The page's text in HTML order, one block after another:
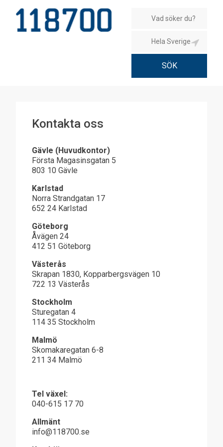
Kontakta oss
Gävle (Huvudkontor)
Första Magasinsgatan 5
803 10 Gävle
Karlstad
Norra Strandgatan 17
652 24 Karlstad
Göteborg
Åvägen 24
412 51 Göteborg
Västerås
Skrapan 1830, Kopparbergsvägen 10
722 13 Västerås
Stockholm
Sturegatan 4
114 35 Stockholm
Malmö
Skomakaregatan 6-8
211 34 Malmö
Tel växel:
040-615 17 70
Allmänt
info@118700.se